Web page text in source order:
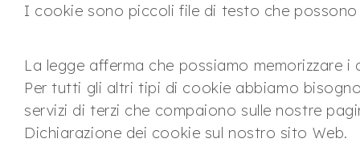
I cookie sono piccoli file di testo che possono
La legge afferma che possiamo
Per tutti gli altri tipi di cookie abbiamo
servizi di terzi che compaiono sulle nostre
Dichiarazione dei cookie sul nostro sito Web.